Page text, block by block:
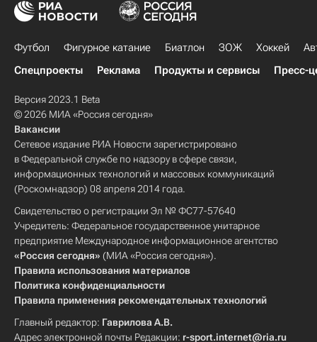
Футбол Фигурное катание Биатлон ЗОЖ Хоккей
Спецпроекты
Реклама Продукты и сервисы Пресс-
Версия 2023.1 Beta
© 2026 МИА «Россия сегодня»
Вакансии
Сетевое издание РИА Новости зарегистрировано
в Федеральной службе по надзору в сфере связи,
информационных технологий и массовых коммуникаций
(Роскомнадзор) 08 апреля 2014 года.
Свидетельство о регистрации Эл № ФС77-57640
Учредитель: Федеральное государственное унитарное
предприятие Международное информационное агентство
«Россия сегодня» (МИА «Россия сегодня»).
Правила использования материалов
Политика конфиденциальности
Правила применения рекомендательных технологий
Главный редактор: Гаврилова А.В.
Адрес электронной почты Редакции: r-sport.internet@ria.ru